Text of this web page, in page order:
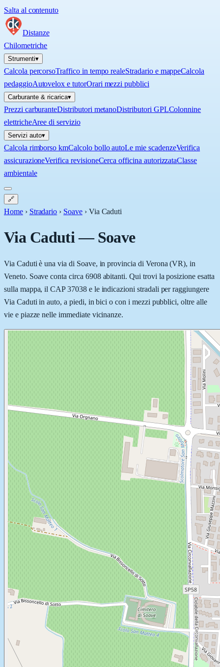
Salta al contenuto
Distanze
Chilometriche
Strumenti▾
Calcola percorsoTraffico in tempo realeStradario e mappeCalcola
pedaggioAutovelox e tutorOrari mezzi pubblici
Carburante & ricarica▾
Prezzi carburanteDistributori metanoDistributori GPLColonnine
elettricheAree di servizio
Servizi auto▾
Calcola rimborso kmCalcolo bollo autoLe mie scadenzeVerifica
assicurazioneVerifica revisioneCerca officina autorizzataClasse
ambientale
🔗
Home › Stradario › Soave › Via Caduti
Via Caduti—Soave
Via Caduti è una via di Soave, in provincia di Verona (VR), in
Veneto. Soave conta circa 6908 abitanti. Qui trovi la posizione esatta
sulla mappa, il CAP 37038 e le indicazioni stradali per raggiungere
Via Caduti in auto, a piedi, in bici o con i mezzi pubblici, oltre alle
vie e piazze nelle immediate vicinanze.